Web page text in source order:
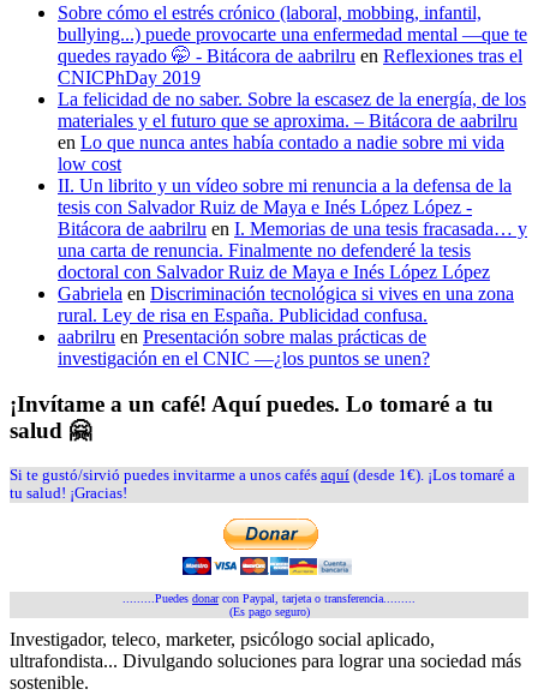
Sobre cómo el estrés crónico (laboral, mobbing, infantil,
bullying...) puede provocarte una enfermedad mental —que te
quedes rayado 🤭 - Bitácora de aabrilru en Reflexiones tras el
CNICPhDay 2019
La felicidad de no saber. Sobre la escasez de la energía, de los
materiales y el futuro que se aproxima. – Bitácora de aabrilru
en Lo que nunca antes había contado a nadie sobre mi vida
low cost
II. Un librito y un vídeo sobre mi renuncia a la defensa de la
tesis con Salvador Ruiz de Maya e Inés López López -
Bitácora de aabrilru en I. Memorias de una tesis fracasada… y
una carta de renuncia. Finalmente no defenderé la tesis
doctoral con Salvador Ruiz de Maya e Inés López López
Gabriela en Discriminación tecnológica si vives en una zona
rural. Ley de risa en España. Publicidad confusa.
aabrilru en Presentación sobre malas prácticas de
investigación en el CNIC —¿los puntos se unen?
¡Invítame a un café! Aquí puedes. Lo tomaré a tu
salud 🤗
Si te gustó/sirvió puedes invitarme a unos cafés aquí (desde 1€). ¡Los tomaré a
tu salud! ¡Gracias!
.........Puedes donarcon Paypal, tarjeta o transferencia.........
(Es pago seguro)
Investigador, teleco, marketer, psicólogo social aplicado,
ultrafondista... Divulgando soluciones para lograr una sociedad más
sostenible.